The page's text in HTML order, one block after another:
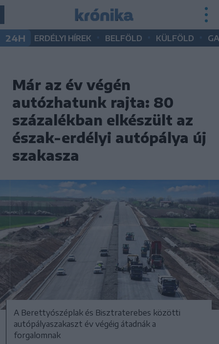
24H ERDÉLYI HÍREK BELFÖLD KÜLFÖLD
Már az év végén
autózhatunk rajta: 80
százalékban elkészült az
észak-erdélyi autópálya új
szakasza
A Berettyószéplak és Bisztraterebes közötti
autópályaszakaszt év végéig átadnák a
forgalomnak